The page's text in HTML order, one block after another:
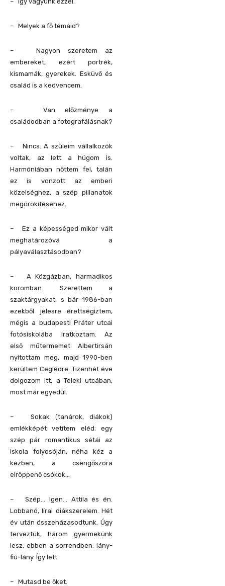
– Melyek a fő témáid?
– Nagyon szeretem az
embereket, ezért portrék,
kismamák, gyerekek. Esküvő és
család is a kedvencem.
– Van előzménye a
családodban a fotografálásnak?
– Nincs. A szüleim vállalkozók
voltak, az lett a húgom is.
Harmóniában nőttem fel, talán
ez is vonzott az emberi
közelséghez, a szép pillanatok
megörökítéséhez.
– Ez a képességed mikor vált
meghatározóvá a
pályaválasztásodban?
– A Közgázban, harmadikos
koromban. Szerettem a
szaktárgyakat, s bár 1986-ban
ezekből jelesre érettségiztem,
mégis a budapesti Práter utcai
fotósiskolába iratkoztam. Az
első műtermemet Albertirsán
nyitottam meg, majd 1990-ben
kerültem Ceglédre. Tizenhét éve
dolgozom itt, a Teleki utcában,
most már egyedül.
– Sokak (tanárok, diákok)
emlékképét vetítem eléd: egy
szép pár romantikus sétái az
iskola folyosóján, néha kéz a
kézben, a csengőszóra
elröppenő csókok…
– Szép… Igen… Attila és én.
Lobbanó, lírai diákszerelem. Hét
év után összeházasodtunk. Úgy
terveztük, három gyermekünk
lesz, ebben a sorrendben: lány-
fiú-lány. Így lett.
– Mutasd be őket.